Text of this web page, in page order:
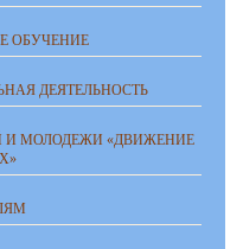
ОБУЧЕНИЕ
ДЕЯТЕЛЬНОСТЬ
И МОЛОДЕЖИ «ДВИЖЕНИЕ